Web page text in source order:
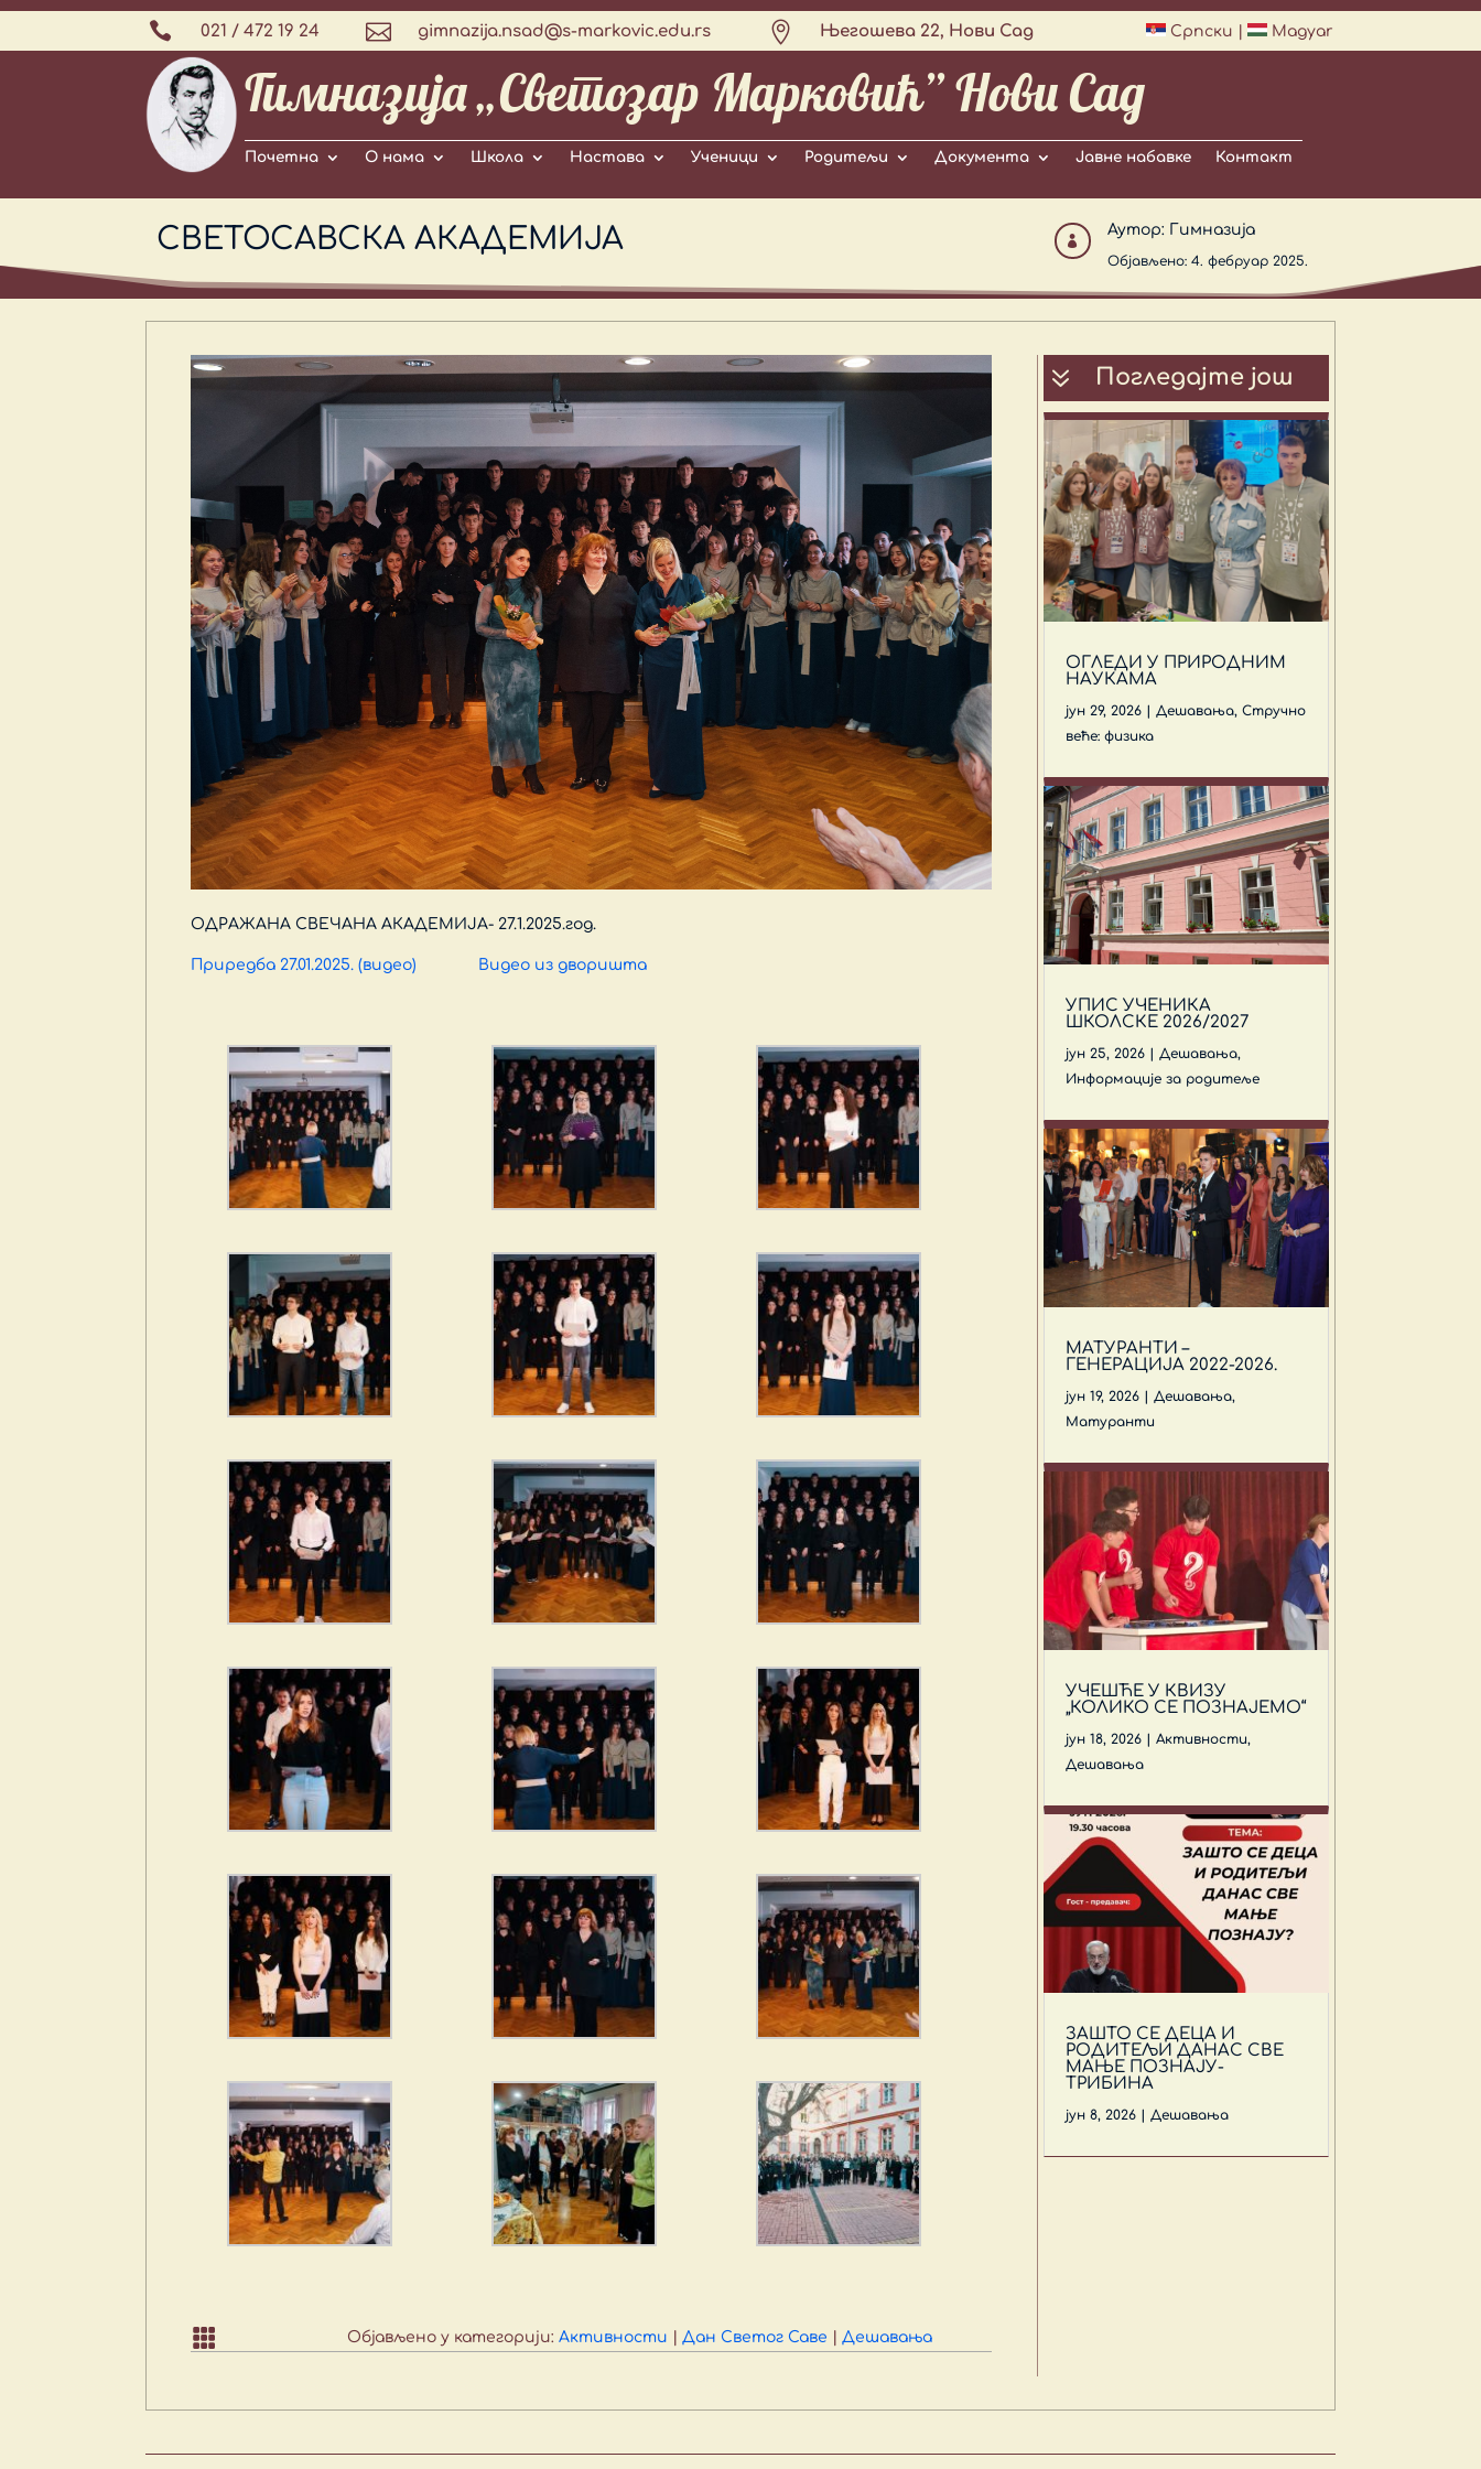
 021 / 472 19 24  gimnazija.nsad@s-markovic.edu.rs  Његошева 22, Нови Сад Српски Magyar
Гимназија „Светозар Марковић” Нови Сад
Почетна О нама Школа Настава Ученици Родитељи Документа Јавне набавке Контакт
СВЕТОСАВСКА АКАДЕМИЈА 
Аутор: Гимназија
Објављено: 4. фебруар 2025.
ОДРАЖАНА СВЕЧАНА АКАДЕМИЈА- 27.1.2025.год.
Приредба 27.01.2025. (видео) Видео из дворишта
 Објављено у категорији: Активности Дан Светог Саве Дешавања
7 Погледајте још
ОГЛЕДИ У ПРИРОДНИМ
НАУКАМА
јун 29, 2026| Дешавања, Стручно
веће: физика
УПИС УЧЕНИКА
ШКОЛСКЕ 2026/2027
јун 25, 2026| Дешавања,
Информације за родитеље
МАТУРАНТИ –
ГЕНЕРАЦИЈА 2022-2026.
јун 19, 2026| Дешавања,
Матуранти
УЧЕШЋЕ У КВИЗУ
„КОЛИКО СЕ ПОЗНАЈЕМО“
јун 18, 2026| Активности,
Дешавања
ЗАШТО СЕ ДЕЦА И
РОДИТЕЉИ ДАНАС СВЕ
МАЊЕ ПОЗНАЈУ-
ТРИБИНА
јун 8, 2026| Дешавања